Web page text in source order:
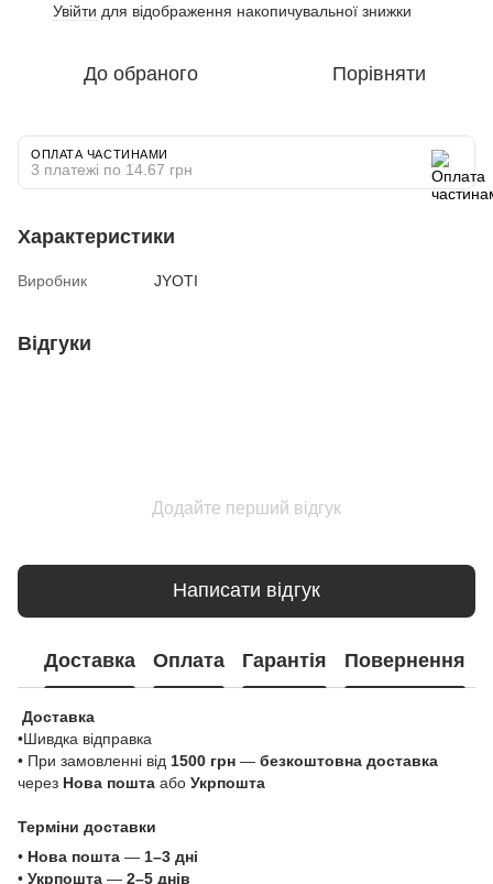
Увійти для відображення накопичувальної знижки
До обраного Порівняти
ОПЛАТА ЧАСТИНАМИ
3 платежі по 14.67 грн
Характеристики
Виробник JYOTI
Відгуки
Додайте перший відгук
Написати відгук
Доставка Оплата Гарантія Повернення
Доставка
•Шивдка відправка
• При замовленні від 1500 грн — безкоштовна доставка
через Нова пошта або Укрпошта
Терміни доставки
• Нова пошта — 1–3 дні
• Укрпошта — 2–5 днів